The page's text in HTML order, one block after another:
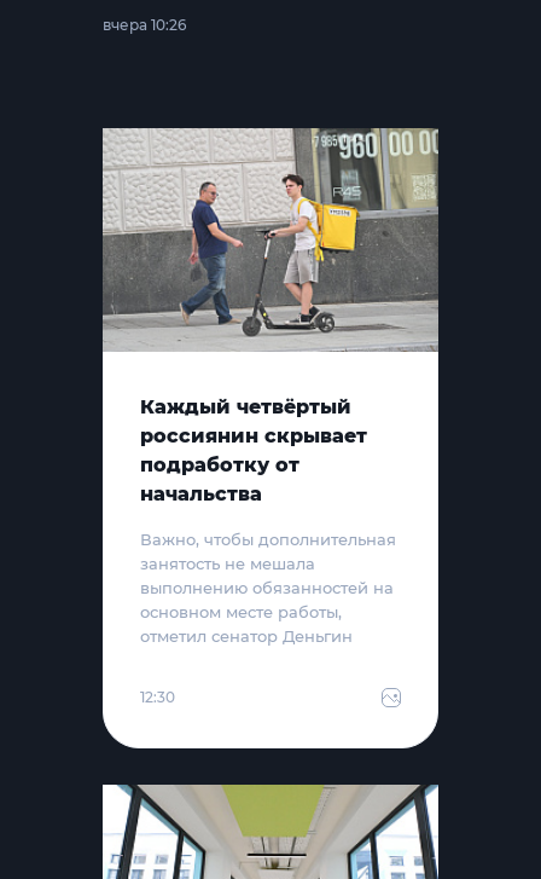
вчера 10:26
Каждый четвёртый
россиянин скрывает
подработку от
начальства
Важно, чтобы дополнительная
занятость не мешала
выполнению обязанностей на
основном месте работы,
отметил сенатор Деньгин
12:30